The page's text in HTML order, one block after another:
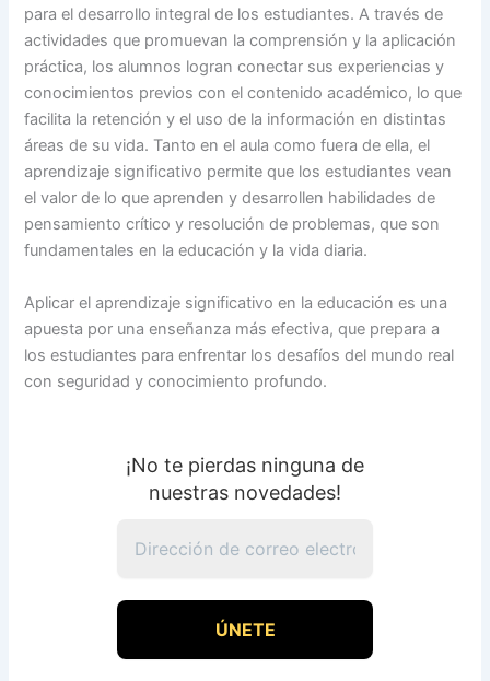
para el desarrollo integral de los estudiantes. A través de
actividades que promuevan la comprensión y la aplicación
práctica, los alumnos logran conectar sus experiencias y
conocimientos previos con el contenido académico, lo que
facilita la retención y el uso de la información en distintas
áreas de su vida. Tanto en el aula como fuera de ella, el
aprendizaje significativo permite que los estudiantes vean
el valor de lo que aprenden y desarrollen habilidades de
pensamiento crítico y resolución de problemas, que son
fundamentales en la educación y la vida diaria.
Aplicar el aprendizaje significativo en la educación es una
apuesta por una enseñanza más efectiva, que prepara a
los estudiantes para enfrentar los desafíos del mundo real
con seguridad y conocimiento profundo.
¡No te pierdas ninguna de
nuestras novedades!